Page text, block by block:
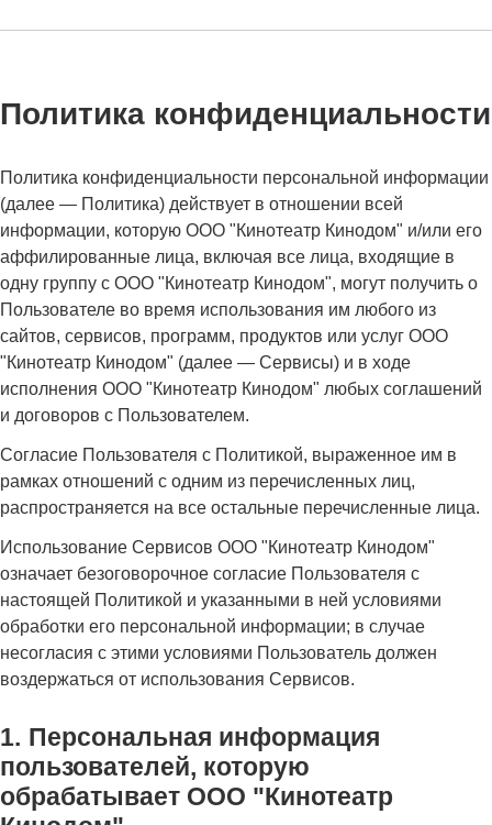
Политика конфиденциальности
Политика конфиденциальности персональной информации
(далее — Политика) действует в отношении всей
информации, которую ООО "Кинотеатр Кинодом" и/или его
аффилированные лица, включая все лица, входящие в
одну группу с ООО "Кинотеатр Кинодом", могут получить о
Пользователе во время использования им любого из
сайтов, сервисов, программ, продуктов или услуг ООО
"Кинотеатр Кинодом" (далее — Сервисы) и в ходе
исполнения ООО "Кинотеатр Кинодом" любых соглашений
и договоров с Пользователем.
Согласие Пользователя с Политикой, выраженное им в
рамках отношений с одним из перечисленных лиц,
распространяется на все остальные перечисленные лица.
Использование Сервисов ООО "Кинотеатр Кинодом"
означает безоговорочное согласие Пользователя с
настоящей Политикой и указанными в ней условиями
обработки его персональной информации; в случае
несогласия с этими условиями Пользователь должен
воздержаться от использования Сервисов.
Персональная информация
пользователей, которую
обрабатывает ООО "Кинотеатр